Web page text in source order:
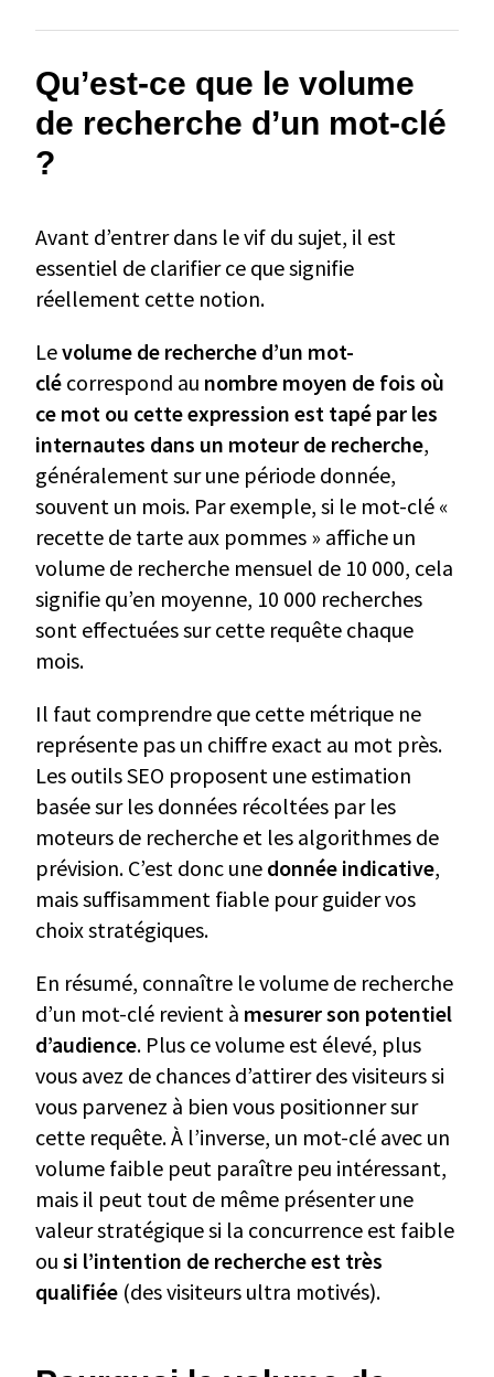
Qu’est-ce que le volume
de recherche d’un mot-clé
?
Avant d’entrer dans le vif du sujet, il est
essentiel de clarifier ce que signifie
réellement cette notion.
Levolume de recherche d’un mot-
clé correspond au nombre moyen de fois où
ce mot ou cette expression est tapé par les
internautes dans un moteur de recherche,
généralement sur une période donnée,
souvent un mois. Par exemple, si le mot-clé «
recette de tarte aux pommes » affiche un
volume de recherche mensuel de 10 000, cela
signifie qu’en moyenne, 10 000 recherches
sont effectuées sur cette requête chaque
mois.
Il faut comprendre que cette métrique ne
représente pas un chiffre exact au mot près.
Les outils SEO proposent une estimation
basée sur les données récoltées par les
moteurs de recherche et les algorithmes de
prévision. C’est donc une donnée indicative,
mais suffisamment fiable pour guider vos
choix stratégiques.
En résumé, connaître le volume de recherche
d’un mot-clé revient à mesurer son potentiel
d’audience. Plus ce volume est élevé, plus
vous avez de chances d’attirer des visiteurs si
vous parvenez à bien vous positionner sur
cette requête. À l’inverse, un mot-clé avec un
volume faible peut paraître peu intéressant,
mais il peut tout de même présenter une
valeur stratégique si la concurrence est faible
ou si l’intention de recherche est très
qualifiée (des visiteurs ultra motivés).